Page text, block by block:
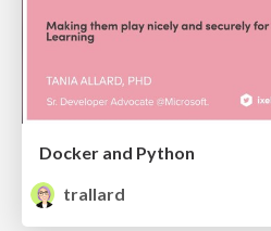
Docker and Python
trallard